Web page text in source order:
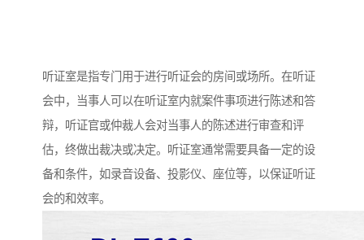
听证室是指专门用于进行听证会的房间或场所。在听证
会中，当事人可以在听证室内就案件事项进行陈述和答
辩，听证官或仲裁人会对当事人的陈述进行审查和评
估，终做出裁决或决定。听证室通常需要具备一定的设
备和条件，如录音设备、投影仪、座位等，以保证听证
会的和效率。